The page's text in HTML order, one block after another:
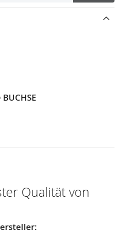
Qualität von